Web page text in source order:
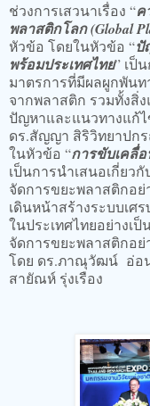
ช่วงการเสวนาเรื่อง “ค
พลาสติกโลก (Global
หัวข้อ โดยในหัวข้อ “ปั
พร้อมประเทศไทย” เป็
มาตรการที่มีผลผูกพัน
จากพลาสติก รวมทั้งสิ่
ปัญหาและแนวทางแก้
ดร.สัญญา สิริวิทยาปก
ในหัวข้อ “การขับเคลื่
เป็นการนำเสนอเกี่ยว
จัดการขยะพลาสติกอ
เดินหน้าสร้างระบบเศ
ในประเทศไทยอย่างเ
จัดการขยะพลาสติกอย่
โดย ดร.ภาณุวัฒน์ อ่อน
สายัณห์ รุ่งเรือง